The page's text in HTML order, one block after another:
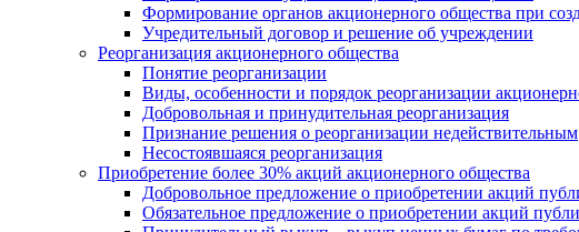
Формирование органов акционерного общества при
Учредительный договор и решение об учреждении
Реорганизация акционерного общества
Понятие реорганизации
Виды, особенности и порядок реорганизации
Добровольная и принудительная реорганизация
Признание решения о реорганизации недействительным
Несостоявшаяся реорганизация
Приобретение более 30% акций акционерного общества
Добровольное предложение о приобретении акций
Обязательное предложение о приобретении акций